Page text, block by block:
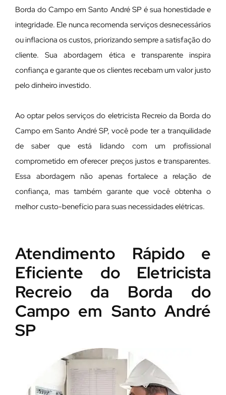
Borda do Campo em Santo André SP é sua honestidade e
integridade. Ele nunca recomenda serviços desnecessários
ou inflaciona os custos, priorizando sempre a satisfação do
cliente. Sua abordagem ética e transparente inspira
confiança e garante que os clientes recebam um valor justo
pelo dinheiro investido.
Ao optar pelos serviços do eletricista Recreio da Borda do
Campo em Santo André SP, você pode ter a tranquilidade
de saber que está lidando com um profissional
comprometido em oferecer preços justos e transparentes.
Essa abordagem não apenas fortalece a relação de
confiança, mas também garante que você obtenha o
melhor custo-benefício para suas necessidades elétricas.
Atendimento Rápido e
Eficiente do Eletricista
Recreio da Borda do
Campo em Santo André
SP